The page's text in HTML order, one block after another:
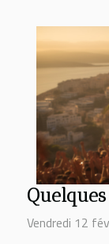
Vendredi 12